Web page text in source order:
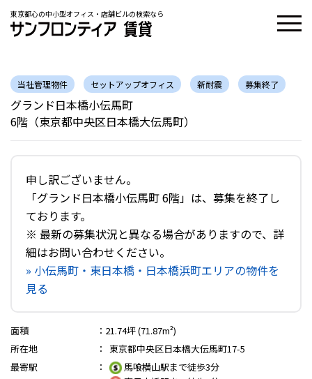
東京都心の中小型オフィス・店舗ビルの検索なら
当社管理物件 セットアップオフィス 新耐震 募集終了
グランド日本橋小伝馬町
6階（東京都中央区日本橋大伝馬町）
申し訳ございません。
「グランド日本橋小伝馬町 6階」は、募集を終了し
ております。
※ 最新の募集状況と異なる場合がありますので、詳
細はお問い合わせください。
» 小伝馬町・東日本橋・日本橋浜町エリアの物件を
見る
面積 ： 21.74坪 (71.87m²)
所在地
：
東京都中央区日本橋大伝馬町17-5
最寄駅
：
馬喰横山駅まで徒歩3分